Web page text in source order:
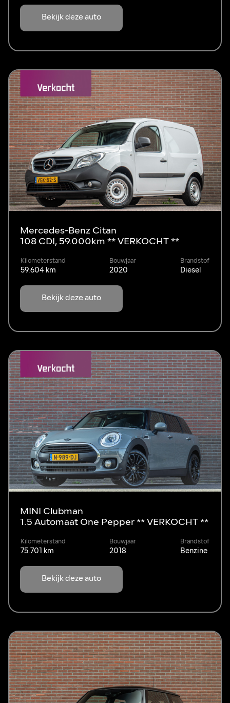
Bekijk deze auto
Mercedes-Benz Citan
108 CDI, 59.000km ** VERKOCHT **
Kilometerstand
59.604 km
Bouwjaar
2020
Brandstof
Diesel
Bekijk deze auto
MINI Clubman
1.5 Automaat One Pepper ** VERKOCHT **
Kilometerstand
75.701 km
Bouwjaar
2018
Brandstof
Benzine
Bekijk deze auto